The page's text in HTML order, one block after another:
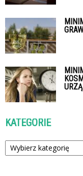
KATEGORIE
Kategorie